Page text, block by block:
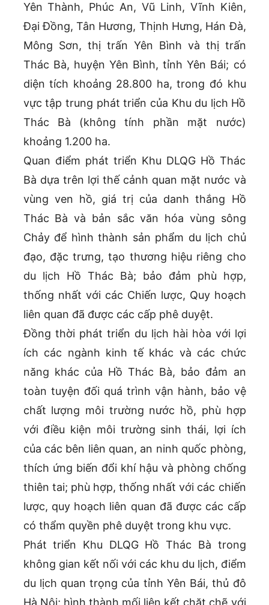
Yên Thành, Phúc An, Vũ Linh, Vĩnh Kiên,
Đại Đồng, Tân Hương, Thịnh Hưng, Hán Đà,
Mông Sơn, thị trấn Yên Bình và thị trấn
Thác Bà, huyện Yên Bình, tỉnh Yên Bái; có
diện tích khoảng 28.800 ha, trong đó khu
vực tập trung phát triển của Khu du lịch Hồ
Thác Bà (không tính phần mặt nước)
khoảng 1.200 ha.
Quan điểm phát triển Khu DLQG Hồ Thác
Bà dựa trên lợi thế cảnh quan mặt nước và
vùng ven hồ, giá trị của danh thắng Hồ
Thác Bà và bản sắc văn hóa vùng sông
Chảy để hình thành sản phẩm du lịch chủ
đạo, đặc trưng, tạo thương hiệu riêng cho
du lịch Hồ Thác Bà; bảo đảm phù hợp,
thống nhất với các Chiến lược, Quy hoạch
liên quan đã được các cấp phê duyệt.
Đồng thời phát triển du lịch hài hòa với lợi
ích các ngành kinh tế khác và các chức
năng khác của Hồ Thác Bà, bảo đảm an
toàn tuyện đối quá trình vận hành, bảo vệ
chất lượng môi trường nước hồ, phù hợp
với điều kiện môi trường sinh thái, lợi ích
của các bên liên quan, an ninh quốc phòng,
thích ứng biến đổi khí hậu và phòng chống
thiên tai; phù hợp, thống nhất với các chiến
lược, quy hoạch liên quan đã được các cấp
có thẩm quyền phê duyệt trong khu vực.
Phát triển Khu DLQG Hồ Thác Bà trong
không gian kết nối với các khu du lịch, điểm
du lịch quan trọng của tỉnh Yên Bái, thủ đô
Hà Nội; hình thành mối liên kết chặt chẽ với